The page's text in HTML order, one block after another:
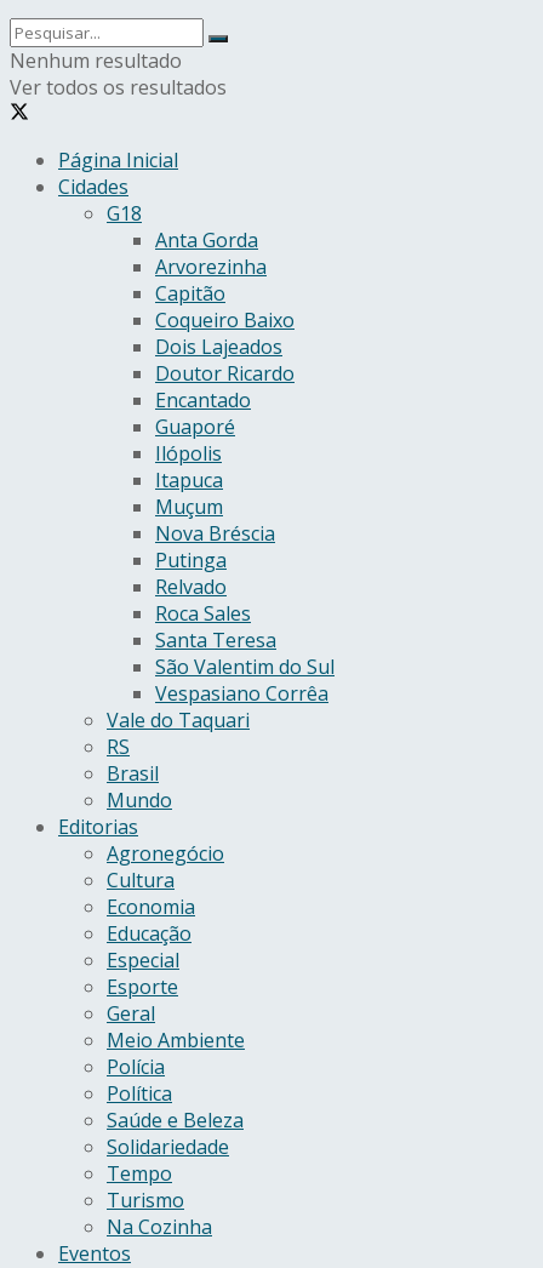
Nenhum resultado
Ver todos os resultados
Página Inicial
Cidades
G18
Anta Gorda
Arvorezinha
Capitão
Coqueiro Baixo
Dois Lajeados
Doutor Ricardo
Encantado
Guaporé
Ilópolis
Itapuca
Muçum
Nova Bréscia
Putinga
Relvado
Roca Sales
Santa Teresa
São Valentim do Sul
Vespasiano Corrêa
Vale do Taquari
RS
Brasil
Mundo
Editorias
Agronegócio
Cultura
Economia
Educação
Especial
Esporte
Geral
Meio Ambiente
Polícia
Política
Saúde e Beleza
Solidariedade
Tempo
Turismo
Na Cozinha
Eventos